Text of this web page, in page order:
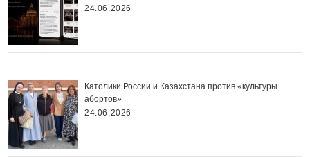
24.06.2026
Католики России и Казахстана против «культуры
абортов»
24.06.2026